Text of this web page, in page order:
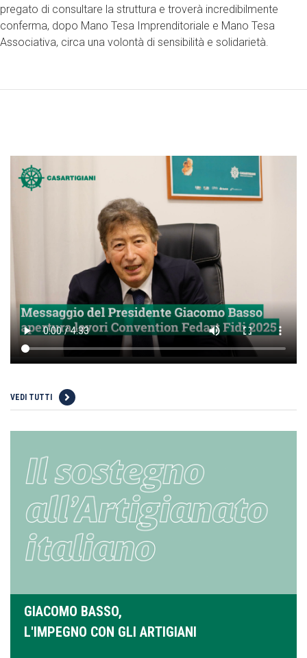
pregato di consultare la struttura e troverà incredibilmente
conferma, dopo Mano Tesa Imprenditoriale e Mano Tesa
Associativa, circa una volontà di sensibilità e solidarietà.
VEDI TUTTI
GIACOMO BASSO,
L'IMPEGNO CON GLI ARTIGIANI